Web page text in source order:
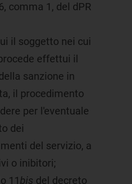
comma 1, del dPR
il soggetto nei cui
effettui il
sanzione in
il procedimento
per l'eventuale
dei
del servizio, a
o inibitori;
11 bis del decreto